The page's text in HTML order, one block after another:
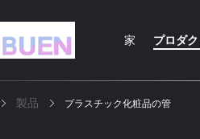
家 プロダク
製品 プラスチック化粧品の管